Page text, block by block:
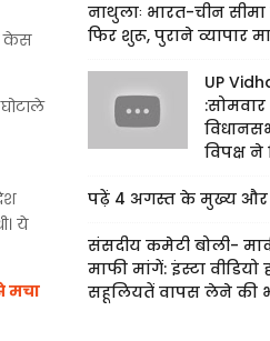
केस
ये
मचा
नाथुलाः भारत-चीन
फिर शुरू, पुराने व्यापार
UP
विपक्ष
पढ़ें 4 अगस्त के मुख्य और
संसदीय कमेटी बोली-
माफी मांगें: इंस्टा
सहूलियतें वापस लेने की